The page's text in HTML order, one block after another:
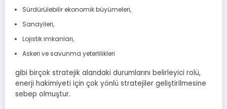
Sürdürülebilir ekonomik büyümeleri,
Sanayileri,
Lojistik imkanları,
Askeri ve savunma yeterlilikleri
gibi birçok stratejik alandaki durumlarını belirleyici rolü,
enerji hakimiyeti için çok yönlü stratejiler geliştirilmesine
sebep olmuştur.